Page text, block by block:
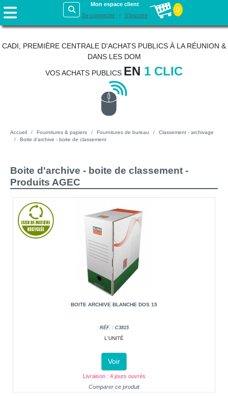
Mon espace client
Se connecter
S'inscrire
0
CADI, PREMIÈRE CENTRALE D'ACHATS PUBLICS À LA RÉUNION &
DANS LES DOM
VOS ACHATS PUBLICS EN 1 CLIC
Accueil Fournitures & papiers Fournitures de bureau
Classement - archivage
Boite d'archive - boite de classement
Boite d'archive - boite de classement -
Produits AGEC
BOITE ARCHIVE BLANCHE DOS 15
RÉF. : C3815
L'UNITÉ
Voir
Livraison : 4 jours ouvrés
Comparer ce produit